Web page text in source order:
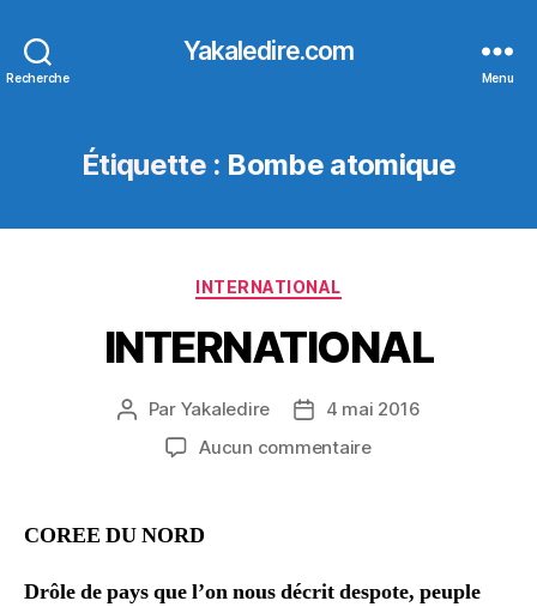
Recherche
Yakaledire.com
Menu
Étiquette : Bombe atomique
Catégories
INTERNATIONAL
INTERNATIONAL
Auteur
l’article
Par Yakaledire
Date4 mai 2016
Aucun commentairesur
COREE DU NORD
Drôle de pays que l’on nous décrit despote, peuple